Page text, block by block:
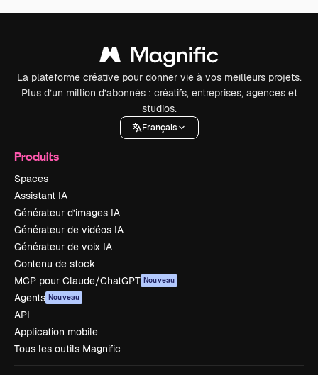
La plateforme créative pour donner vie à vos meilleurs projets.
Plus d’un million d’abonnés : créatifs, entreprises, agences et
studios.
Français
Produits
Spaces
Assistant IA
Générateur d’images IA
Générateur de vidéos IA
Générateur de voix IA
Contenu de stock
MCP pour Claude/ChatGPT Nouveau
Agents Nouveau
API
Application mobile
Tous les outils Magnific